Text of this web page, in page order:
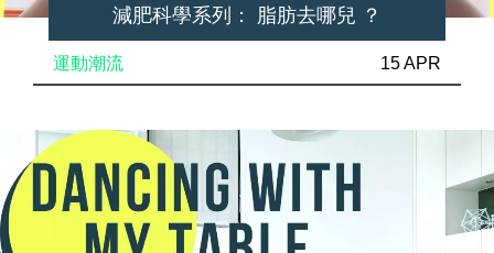
減肥科學系列： 脂肪去哪兒 ？
運動潮流 15 APR